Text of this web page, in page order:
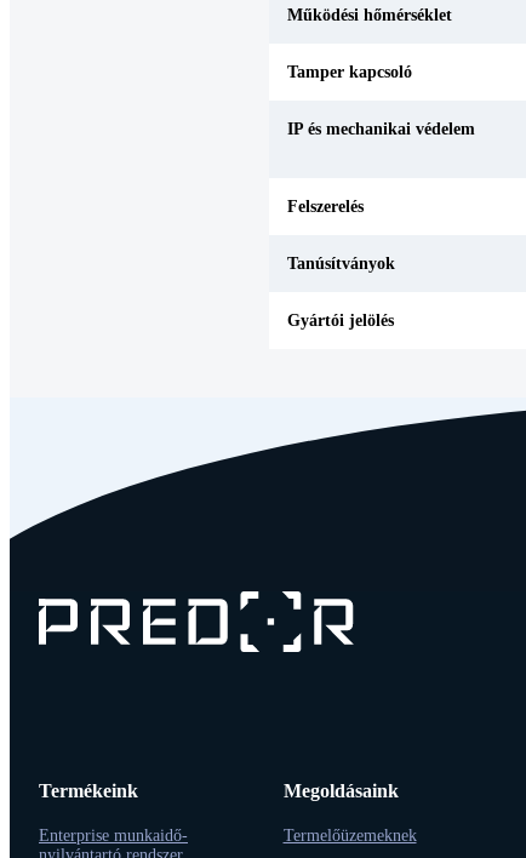
Működési hőmérséklet
Tamper kapcsoló
IP és mechanikai védelem
Felszerelés
Tanúsítványok
Gyártói jelölés
Termékeink
Enterprise munkaidő-
Megoldásaink
Termelőüzemeknek